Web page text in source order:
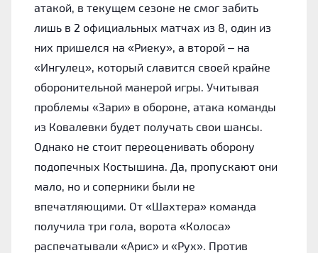
атакой, в текущем сезоне не смог забить
лишь в 2 официальных матчах из 8, один из
них пришелся на «Риеку», а второй – на
«Ингулец», который славится своей крайне
оборонительной манерой игры. Учитывая
проблемы «Зари» в обороне, атака команды
из Ковалевки будет получать свои шансы.
Однако не стоит переоценивать оборону
подопечных Костышина. Да, пропускают они
мало, но и соперники были не
впечатляющими. От «Шахтера» команда
получила три гола, ворота «Колоса»
распечатывали «Арис» и «Рух». Против